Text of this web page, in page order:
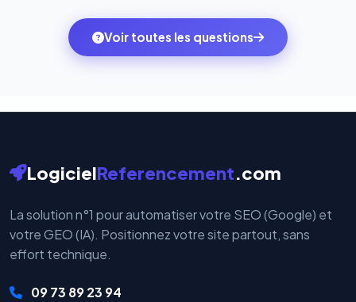
ambitions du moment — sans perdre vos données ni
votre historique.
monde. Vos données bancaires ne transitent jamais
par nos serveurs — elles sont gérées directement et
Voir toutes les questions
LogicielReferencement.com
La solution n°1 pour automatiser votre SEO (Google) et
votre GEO (IA). Positionnez votre site partout, sans
effort technique.
09 73 89 23 94